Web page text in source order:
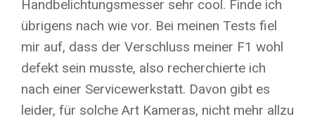
Handbelichtungsmesser sehr cool. Finde ich
übrigens nach wie vor. Bei meinen Tests fiel
mir auf, dass der Verschluss meiner F1 wohl
defekt sein musste, also recherchierte ich
nach einer Servicewerkstatt. Davon gibt es
leider, für solche Art Kameras, nicht mehr allzu